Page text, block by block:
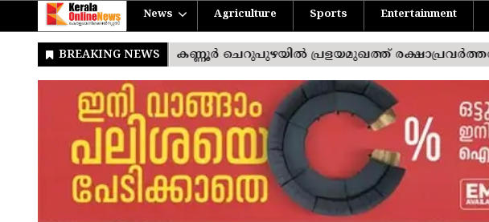
News Agriculture Sports Entertainment